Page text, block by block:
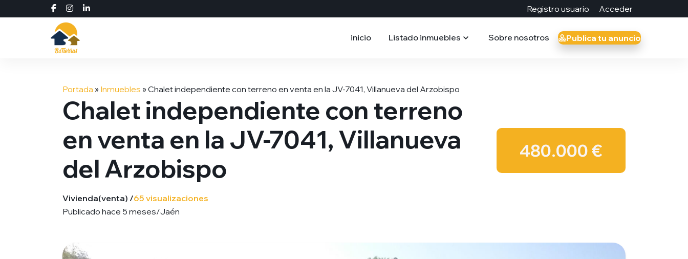
Registro usuario Acceder
inicio Listado inmuebles Sobre nosotros Publica tu anuncio
Portada » Inmuebles »Chalet independiente con terreno en venta en la JV-7041, Villanueva del Arzobispo
Chalet independiente con terreno
en venta en la JV-7041, Villanueva
del Arzobispo
Vivienda(venta) /65 visualizaciones
Publicado hace 5 meses/Jaén
480.000 €